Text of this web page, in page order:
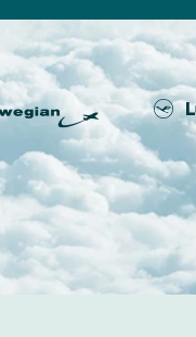
3
4
5
2
3
4
5